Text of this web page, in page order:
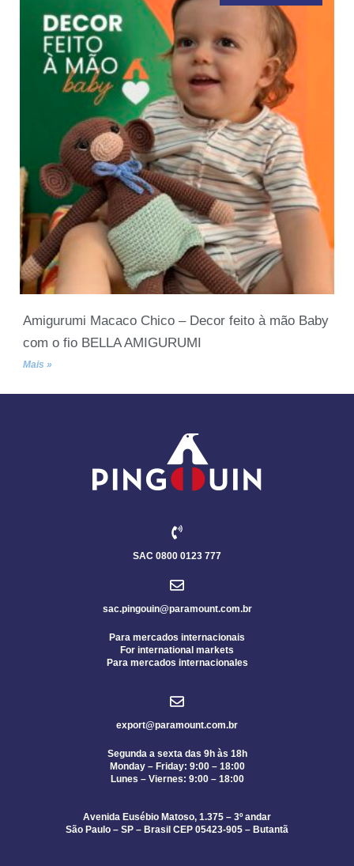
Amigurumi Macaco Chico – Decor feito à mão Baby
com o fio BELLA AMIGURUMI
Mais »
SAC 0800 0123 777
sac.pingouin@paramount.com.br
Para mercados internacionais
For international markets
Para mercados internacionales
export@paramount.com.br
Segunda a sexta das 9h às 18h
Monday – Friday: 9:00 – 18:00
Lunes – Viernes: 9:00 – 18:00
Avenida Eusébio Matoso, 1.375 – 3º andar
São Paulo – SP – Brasil CEP 05423-905 – Butantã